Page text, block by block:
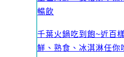
暢飲
千葉火鍋吃到飽~近百
鮮、熟食、冰淇淋任你